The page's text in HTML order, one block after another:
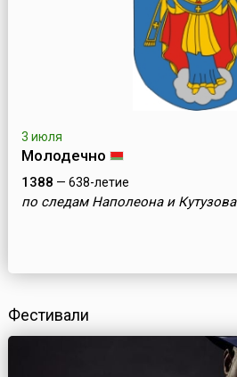
3 июля
Молодечно
1388 — 638-летие
по следам Наполеона и Кутузова
Фестивали